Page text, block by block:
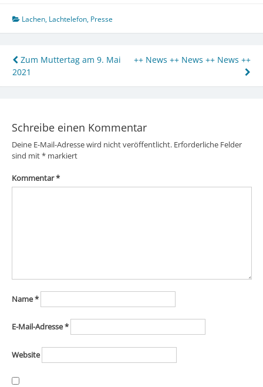
Lachen, Lachtelefon, Presse
Beitragsnavigation
Zum Muttertag am 9. Mai
2021
++ News ++ News ++ News ++
Schreibe einen Kommentar
Deine E-Mail-Adresse wird nicht veröffentlicht. Erforderliche Felder
sind mit*markiert
Kommentar*
Name*
E-Mail-Adresse*
Website